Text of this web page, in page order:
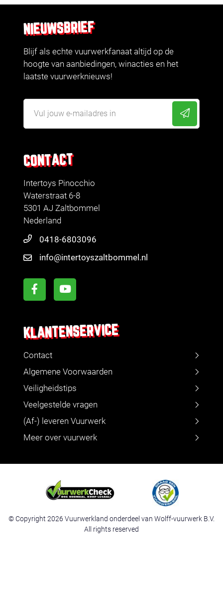
CONTACT
Intertoys Pinocchio
Waterstraat 6-8
5301 AJ Zaltbommel
Nederland
0418-6803096
info@intertoyszaltbommel.nl
KLANTENSERVICE
Contact
Algemene Voorwaarden
Veiligheidstips
Veelgestelde vragen
(Af-) leveren Vuurwerk
Meer over vuurwerk
NIEUWSBRIEF
Blijf als echte vuurwerkfanaat altijd op de
hoogte van aanbiedingen, winacties en het
laatste vuurwerknieuws!
© Copyright 2026 Vuurwerkland onderdeel van Wolff-vuurwerk B.V.
All rights reserved